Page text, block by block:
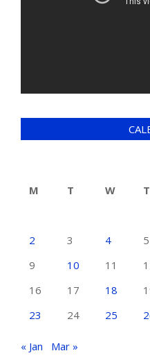
M
T W T
2
3 4 5
9
10 11
16
17 18
23
24 25
« Jan Mar »